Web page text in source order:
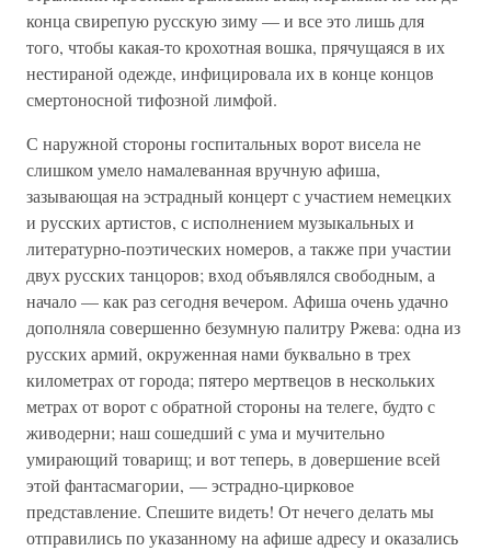
конца свирепую русскую зиму — и все это лишь для
того, чтобы какая-то крохотная вошка, прячущаяся в их
нестираной одежде, инфицировала их в конце концов
смертоносной тифозной лимфой.
С наружной стороны госпитальных ворот висела не
слишком умело намалеванная вручную афиша,
зазывающая на эстрадный концерт с участием немецких
и русских артистов, с исполнением музыкальных и
литературно-поэтических номеров, а также при участии
двух русских танцоров; вход объявлялся свободным, а
начало — как раз сегодня вечером. Афиша очень удачно
дополняла совершенно безумную палитру Ржева: одна из
русских армий, окруженная нами буквально в трех
километрах от города; пятеро мертвецов в нескольких
метрах от ворот с обратной стороны на телеге, будто с
живодерни; наш сошедший с ума и мучительно
умирающий товарищ; и вот теперь, в довершение всей
этой фантасмагории, — эстрадно-цирковое
представление. Спешите видеть! От нечего делать мы
отправились по указанному на афише адресу и оказались